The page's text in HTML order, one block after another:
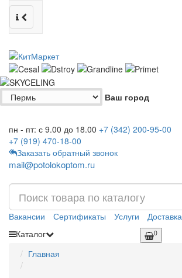
Ваш город
пн - пт: с 9.00 до 18.00 +7 (342) 200-95-00
+7 (919) 470-18-00
Заказать обратный звонок
mail@potolokoptom.ru
Вакансии Сертификаты Услуги Доставка
Каталог
0
Главная